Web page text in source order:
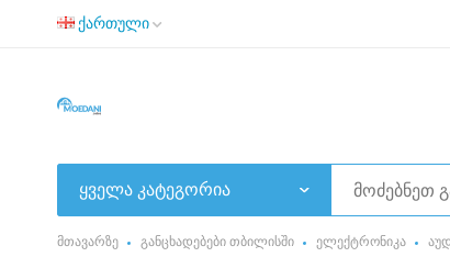
ქართული
ყველა კატეგორია
მთავარზე განცხადებები თბილისში ელექტრონიკა